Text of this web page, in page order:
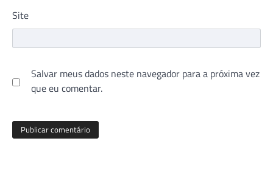
Site
Salvar meus dados neste navegador para a próxima vez
que eu comentar.